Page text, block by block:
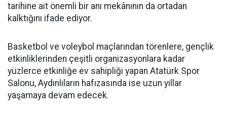
tarihine ait önemli bir anı mekânının da ortadan
kalktığını ifade ediyor.
Basketbol ve voleybol maçlarından törenlere, gençlik
etkinliklerinden çeşitli organizasyonlara kadar
yüzlerce etkinliğe ev sahipliği yapan Atatürk Spor
Salonu, Aydınlıların hafızasında ise uzun yıllar
yaşamaya devam edecek.